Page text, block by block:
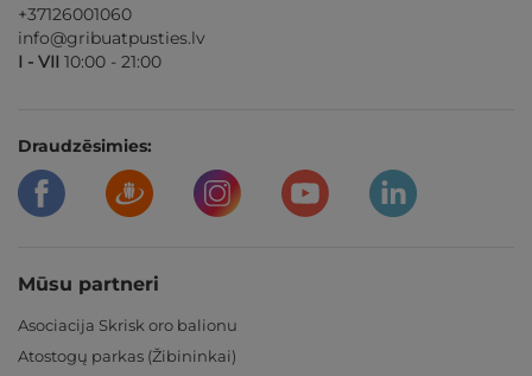
+37126001060
info@gribuatpusties.lv
I - VII 10:00 - 21:00
Draudzēsimies:
Mūsu partneri
Asociacija Skrisk oro balionu
Atostogų parkas (Žibininkai)